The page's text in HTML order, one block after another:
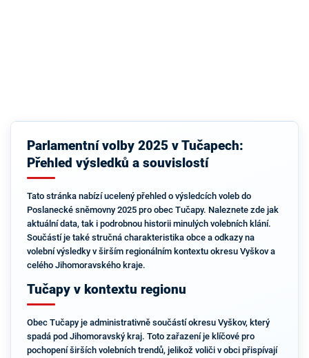
Parlamentní volby 2025 v Tučapech:
Přehled výsledků a souvislostí
Tato stránka nabízí ucelený přehled o výsledcích voleb do
Poslanecké sněmovny 2025 pro obec Tučapy. Naleznete zde jak
aktuální data, tak i podrobnou historii minulých volebních klání.
Součástí je také stručná charakteristika obce a odkazy na
volební výsledky v širším regionálním kontextu okresu Vyškov a
celého Jihomoravského kraje.
Tučapy v kontextu regionu
Obec Tučapy je administrativně součástí okresu Vyškov, který
spadá pod Jihomoravský kraj. Toto zařazení je klíčové pro
pochopení širších volebních trendů, jelikož voliči v obci přispívají